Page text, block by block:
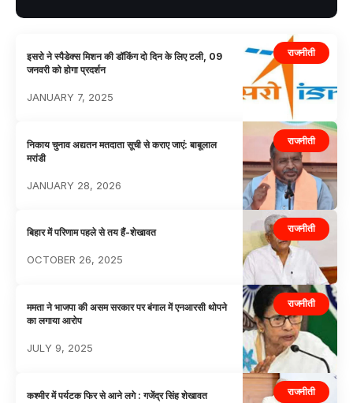
राजनीती
इसरो ने स्पैडेक्स मिशन की डॉकिंग दो दिन के लिए टली, 09
जनवरी को होगा प्रदर्शन
JANUARY 7, 2025
राजनीती
निकाय चुनाव अद्यतन मतदाता सूची से कराए जाएं: बाबूलाल
मरांडी
JANUARY 28, 2026
राजनीती
बिहार में परिणाम पहले से तय हैं-शेखावत
OCTOBER 26, 2025
राजनीती
ममता ने भाजपा की असम सरकार पर बंगाल में एनआरसी थोपने
का लगाया आरोप
JULY 9, 2025
राजनीती
कश्मीर में पर्यटक फिर से आने लगे : गजेंद्र सिंह शेखावत